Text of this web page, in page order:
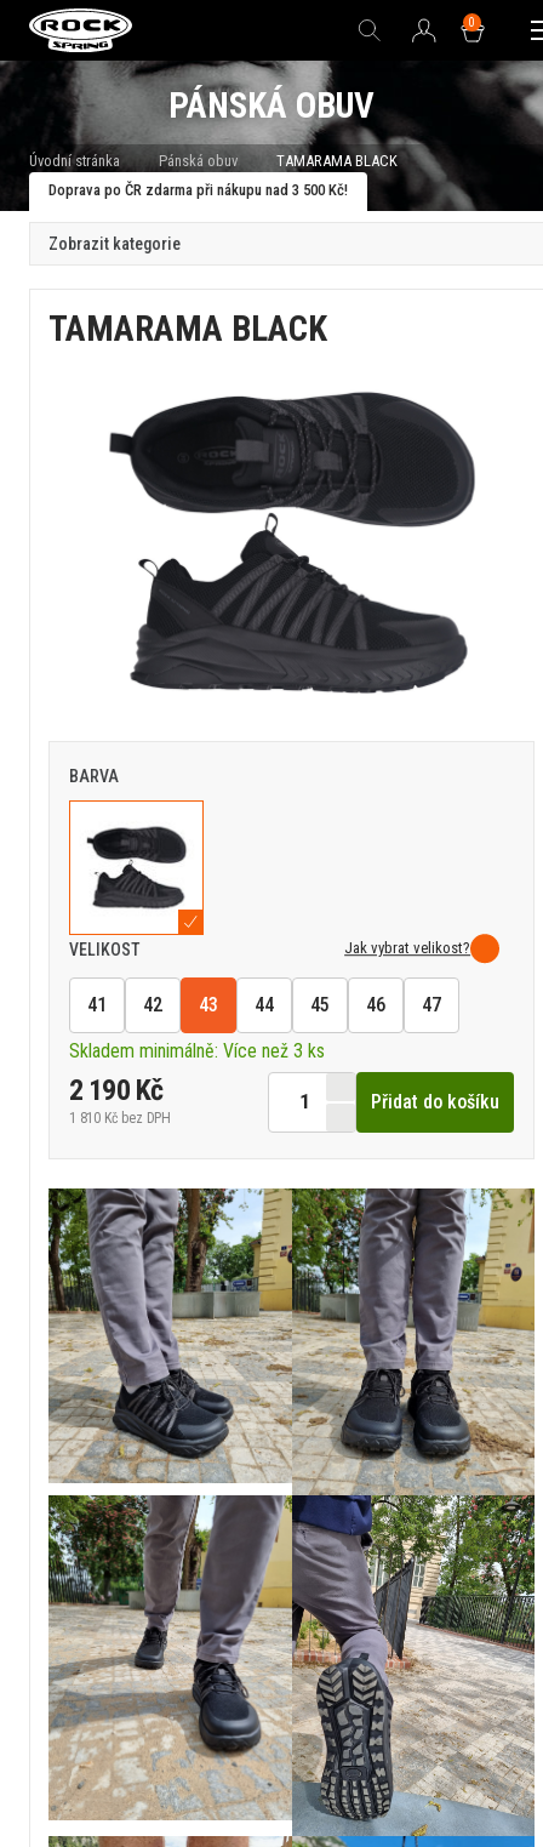
0
PÁNSKÁ OBUV
Úvodní stránka Pánská obuv
TAMARAMA BLACK
Doprava po ČR zdarma při nákupu nad 3 500 Kč!
TAMARAMA BLACK
BARVA
VELIKOST Jak vybrat velikost?
41 42 43 44 45 46
47
Skladem minimálně: Více než 3 ks
2 190 Kč
1 810 Kč bez DPH
Přidat do košíku
Zobrazit kategorie